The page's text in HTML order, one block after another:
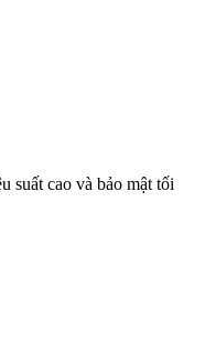
suất cao và bảo mật tối